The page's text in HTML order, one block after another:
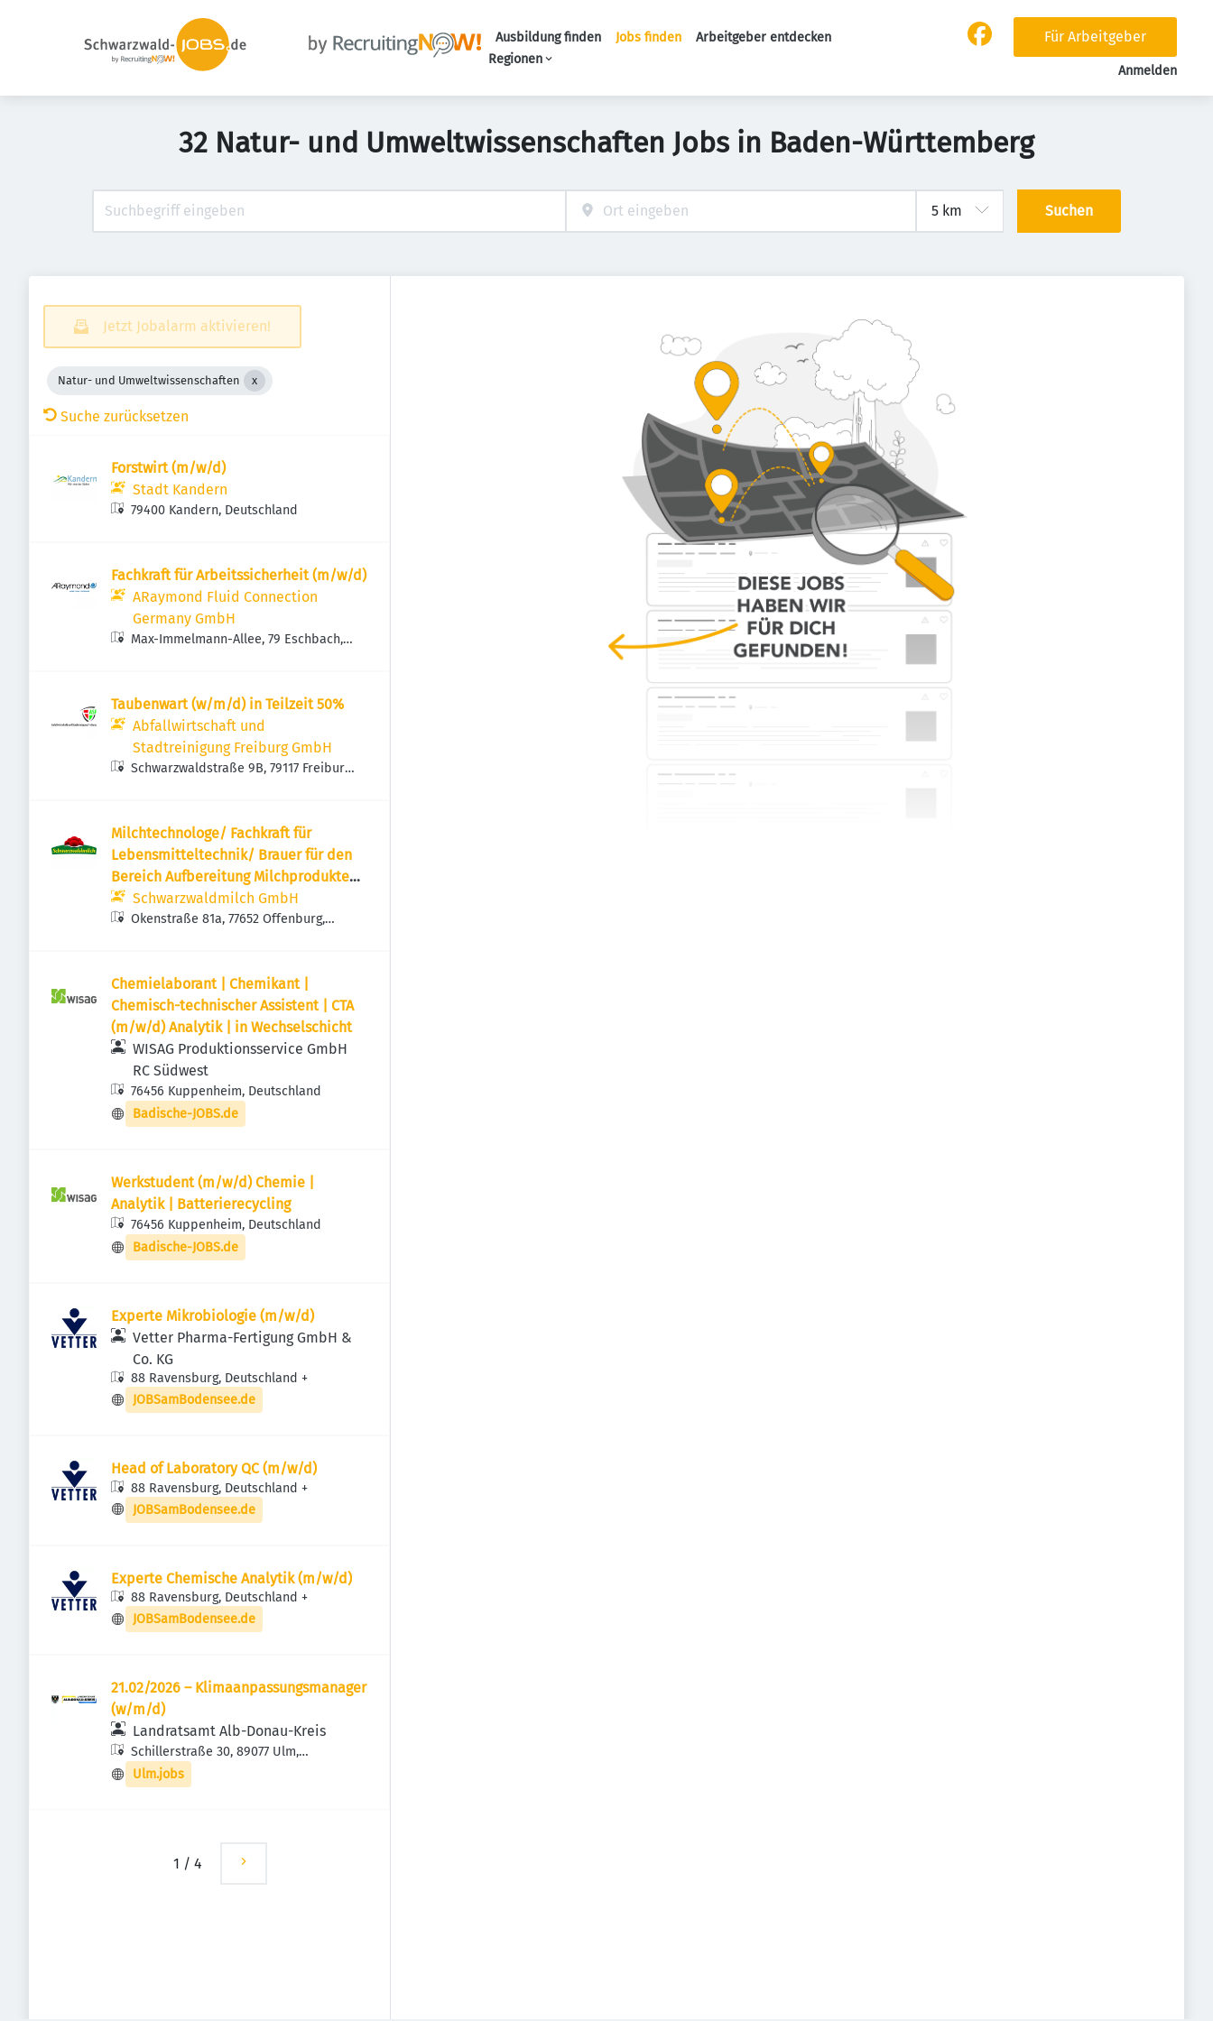
Ausbildung finden Jobs finden
Arbeitgeber entdecken
Regionen
Für Arbeitgeber
Anmelden
32 Natur- und Umweltwissenschaften Jobs in Baden-Württemberg
Suchen
Jetzt Jobalarm aktivieren!
Natur- und Umweltwissenschaften
Suche zurücksetzen
Forstwirt (m/w/d)
Stadt Kandern
79400 Kandern, Deutschland
Fachkraft für Arbeitssicherheit (m/w/d)
ARaymond Fluid Connection
Germany GmbH
Max-Immelmann-Allee, 79 Eschbach,
Taubenwart (w/m/d) in Teilzeit 50%
Abfallwirtschaft und
Stadtreinigung Freiburg GmbH
Schwarzwaldstraße 9B, 79117 Freiburg
Milchtechnologe/ Fachkraft für
Lebensmitteltechnik/ Brauer für den
Bereich Aufbereitung Milchprodukte
und Lohnfertigung (m/w/d)
Schwarzwaldmilch GmbH
Okenstraße 81a, 77652 Offenburg,
Chemielaborant | Chemikant |
Chemisch-technischer Assistent | CTA
(m/w/d) Analytik | in Wechselschicht
WISAG Produktionsservice GmbH
RC Südwest
76456 Kuppenheim, Deutschland
Badische-JOBS.de
Werkstudent (m/w/d) Chemie |
Analytik | Batterierecycling
76456 Kuppenheim, Deutschland
Badische-JOBS.de
Experte Mikrobiologie (m/w/d)
Vetter Pharma-Fertigung GmbH &
Co. KG
88 Ravensburg, Deutschland +
JOBSamBodensee.de
Head of Laboratory QC (m/w/d)
88 Ravensburg, Deutschland +
JOBSamBodensee.de
Experte Chemische Analytik (m/w/d)
88 Ravensburg, Deutschland +
JOBSamBodensee.de
21.02/2026 – Klimaanpassungsmanager
(w/m/d)
Landratsamt Alb-Donau-Kreis
Schillerstraße 30, 89077 Ulm,
Deutschland
Ulm.jobs
1 / 4